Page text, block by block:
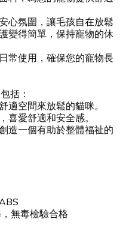
心氛圍，讓毛孩自在放鬆
變得簡單，保持寵物的休
常使用，確保您的寵物長
括：
適空間來放鬆的貓咪。
喜愛舒適和安全感。
造一個有助於整體福祉的
無毒檢驗合格